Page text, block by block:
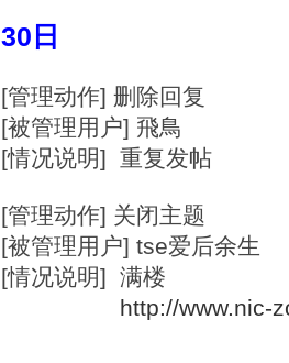
30日
[管理动作] 删除回复
[被管理用户] 飛鳥
[情况说明] 重复发帖
[管理动作] 关闭主题
[被管理用户] tse爱后余生
[情况说明] 满楼
http://www.nic-